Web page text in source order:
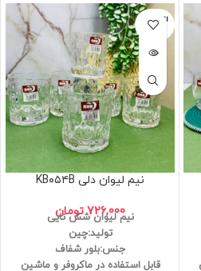
اتمام مو
جودی
نیم لیوان دلی KB۰۵۴B
726,000 تومان
نیم لیوان شش تایی
تولید:چین
جنس:بلور شفاف
قابل استفاده در ماکروفر و ماشین